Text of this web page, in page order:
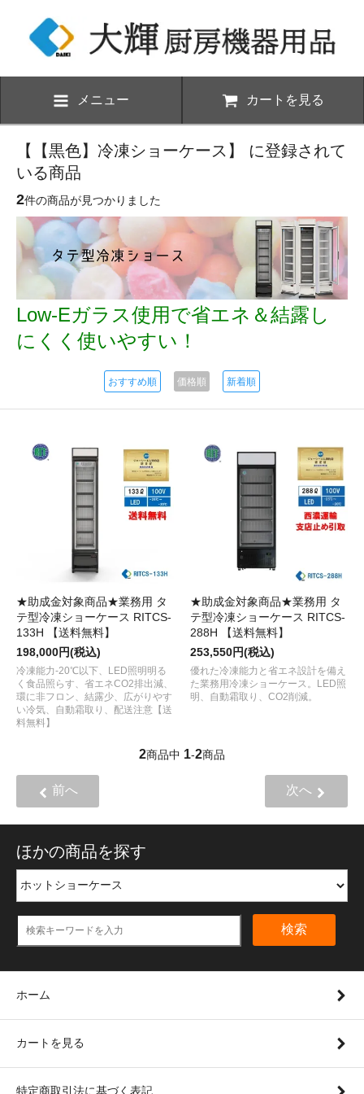
メニュー カートを見る
【【黒色】冷凍ショーケース】 に登録されて
いる商品
2件の商品が見つかりました
Low-Eガラス使用で省エネ＆結露し
にくく使いやすい！
おすすめ順 価格順 新着順
★助成金対象商品★業務用 タ
テ型冷凍ショーケース RITCS-
133H 【送料無料】
198,000円(税込)
冷凍能力-20℃以下、LED照明明る
く食品照らす、省エネCO2排出減、
環に非フロン、結露少、広がりやす
い冷気、自動霜取り、配送注意【送
料無料】
★助成金対象商品★業務用 タ
テ型冷凍ショーケース RITCS-
288H 【送料無料】
253,550円(税込)
優れた冷凍能力と省エネ設計を備え
た業務用冷凍ショーケース。LED照
明、自動霜取り、CO2削減。
2商品中 1-2商品
前へ 次へ
ほかの商品を探す
検索
ホーム
カートを見る
特定商取引法に基づく表記